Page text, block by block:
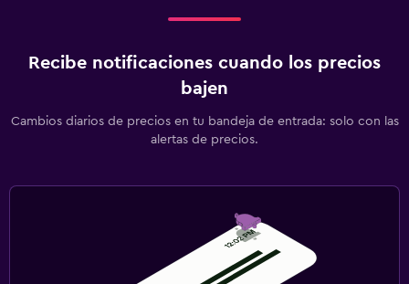
Recibe notificaciones cuando los precios
bajen
Cambios diarios de precios en tu bandeja de entrada: solo con las
alertas de precios.